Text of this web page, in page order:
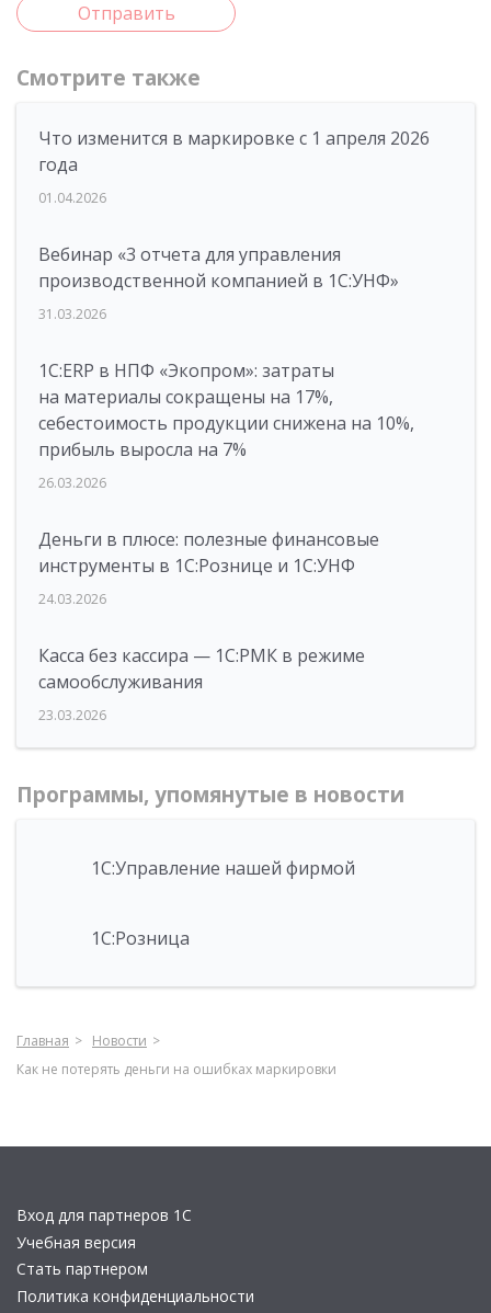
Отправить
Смотрите также
Что изменится в маркировке с 1 апреля 2026
года
01.04.2026
Вебинар «3 отчета для управления
производственной компанией в 1С:УНФ»
31.03.2026
1C:ERP в НПФ «Экопром»: затраты
на материалы сокращены на 17%,
себестоимость продукции снижена на 10%,
прибыль выросла на 7%
26.03.2026
Деньги в плюсе: полезные финансовые
инструменты в 1С:Рознице и 1С:УНФ
24.03.2026
Касса без кассира — 1С:РМК в режиме
самообслуживания
23.03.2026
Программы, упомянутые в новости
1С:Управление нашей фирмой
1С:Розница
Главная
Новости
Как не потерять деньги на ошибках маркировки
Вход для партнеров 1С
Учебная версия
Стать партнером
Политика конфиденциальности